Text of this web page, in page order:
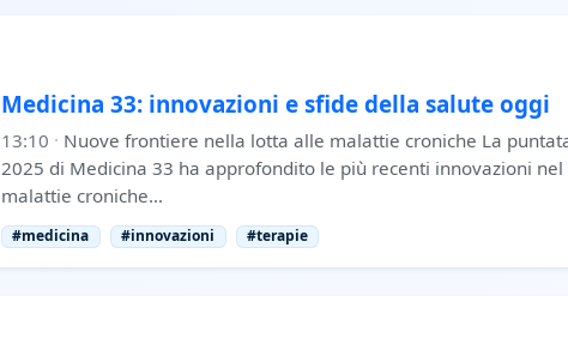
Medicina 33: innovazioni e sfide della salute oggi
13:10 · Nuove frontiere nella lotta alle malattie croniche La
2025 di Medicina 33 ha approfondito le più recenti innovazioni
malattie croniche…
#medicina #innovazioni #terapie